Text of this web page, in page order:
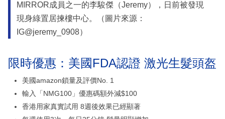
MIRROR成員之一的李駿傑（Jeremy），日前被發現
現身綠置居揀樓中心。（圖片來源：
IG@jeremy_0908）
限時優惠：美國FDA認證 激光生髮頭盔
美國amazon鎖量及評價No. 1
輸入「NMG100」優惠碼額外減$100
香港用家真實試用 8週後效果已經顯著